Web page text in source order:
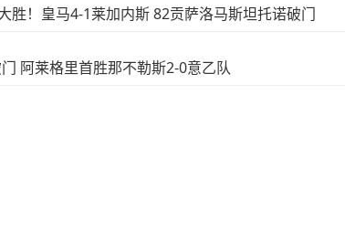
胜！皇马4-1莱加内斯 82贡萨洛马斯坦托诺破门
阿莱格里首胜那不勒斯2-0意乙队